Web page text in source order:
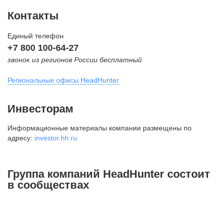
Контакты
Единый телефон
+7 800 100-64-27
звонок из регионов России бесплатный
Региональные офисы HeadHunter
внутригородская территория
Муниципальный округ Тверской,
2-я Брестская ул., д. 48,
+7 495 980-64-27
Инвесторам
Информационные материалы компании размещены по
адресу: investor.hh.ru
Группа компаний HeadHunter состоит
в сообществах